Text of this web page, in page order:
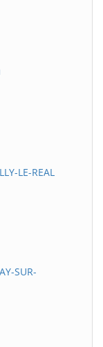
LE-REAL
SUR-